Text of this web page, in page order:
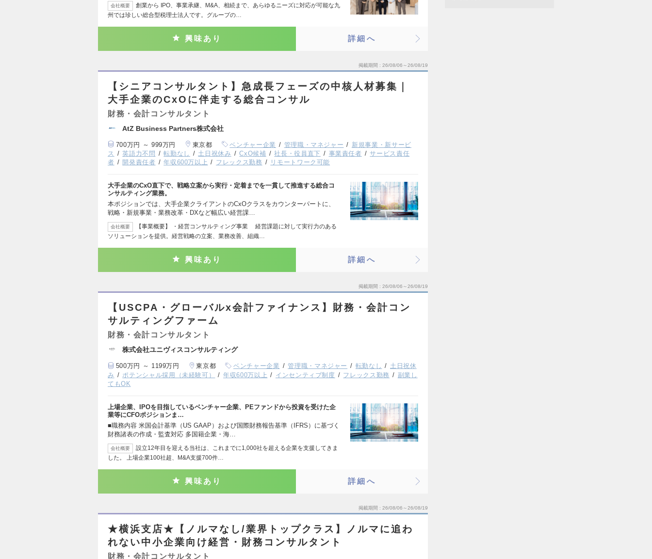
会社概要
創業から IPO、事業承継、M&A、相続まで、あらゆるニーズに対応が可能な九
州では珍しい総合型税理士法人です。グループの…
興味あり 詳細へ
掲載期間 26/08/06～26/08/19
【シニアコンサルタント】急成長フェーズの中核人材募集｜
大手企業のCxOに伴走する総合コンサル
財務・会計コンサルタント
AtZ Business Partners株式会社
700万円 ～ 999万円 東京都 ベンチャー企業 管理職・マネジャー
新規事業・新サービ
ス
英語力不問 転勤なし 土日祝休み CxO候補 社長・役員直下 事業責任者
サービス責任
者
開発責任者 年収600万以上 フレックス勤務 リモートワーク可能
大手企業のCxO直下で、戦略立案から実行・定着までを一貫して推進する総合コ
ンサルティング業務。
本ポジションでは、大手企業クライアントのCxOクラスをカウンターパートに、
戦略・新規事業・業務改革・DXなど幅広い経営課…
会社概要
【事業概要】 ・経営コンサルティング事業 経営課題に対して実行力のある
ソリューションを提供。経営戦略の立案、業務改善、組織…
興味あり 詳細へ
掲載期間 26/08/06～26/08/19
【USCPA・グローバルx会計ファイナンス】財務・会計コン
サルティングファーム
財務・会計コンサルタント
株式会社ユニヴィスコンサルティング
500万円 ～ 1199万円 東京都 ベンチャー企業 管理職・マネジャー 転勤なし
土日祝休
み
ポテンシャル採用（未経験可） 年収600万以上 インセンティブ制度 フレックス勤務
副業し
てもOK
上場企業、IPOを目指しているベンチャー企業、PEファンドから投資を受けた企
業等にCFOポジションま…
■職務内容 米国会計基準（US GAAP）および国際財務報告基準（IFRS）に基づく
財務諸表の作成・監査対応 多国籍企業・海…
会社概要
設立12年目を迎える当社は、これまでに1,000社を超える企業を支援してきま
した。 上場企業100社超、M&A支援700件…
興味あり 詳細へ
掲載期間 26/08/06～26/08/19
★横浜支店★【ノルマなし/業界トップクラス】ノルマに追わ
れない中小企業向け経営・財務コンサルタント
財務・会計コンサルタント